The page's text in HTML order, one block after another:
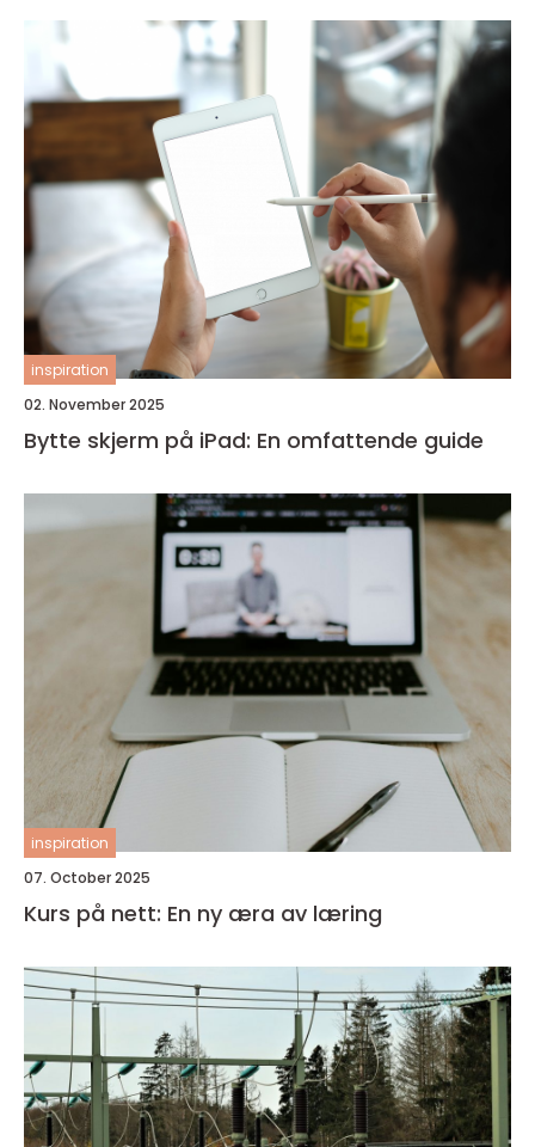
inspiration
02. November 2025
Bytte skjerm på iPad: En omfattende guide
inspiration
07. October 2025
Kurs på nett: En ny æra av læring